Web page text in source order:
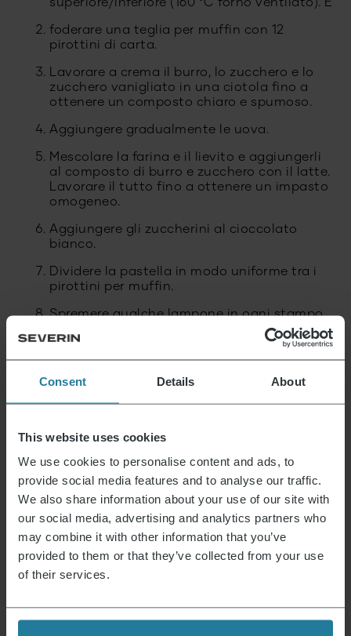
Consent Details About
This website uses cookies
We use cookies to personalise content and ads, to
provide social media features and to analyse our traffic.
We also share information about your use of our site with
our social media, advertising and analytics partners who
may combine it with other information that you’ve
provided to them or that they’ve collected from your use
of their services.
superiore/inferiore (160 °C forno ventilato). E
foderare una teglia per muffin con 12
pirottini di carta.
Lavorare a crema il burro, lo zucchero e lo
zucchero vanigliato in una ciotola fino a
ottenere un composto chiaro e spumoso.
Aggiungere gradualmente le uova.
Mescolare la farina e il lievito e aggiungerli
al composto di burro e zucchero con il latte.
Lavorare il tutto fino a ottenere un impasto
omogeneo.
Aggiungere gli zuccherini al cioccolato
bianco.
Dividere la pastella in modo uniforme tra i
pirottini per muffin.
Spremere qualche lampone in ogni stampo,
guarnizione.
circa 20-25 minuti. Lasciare raffreddare
nella teglia per qualche minuto, quindi
raffreddare completamente.
Scolare bene la crema di formaggio.
Mescolare il burro ammorbidito con lo
zucchero a velo per qualche minuto al
massimo fino a ottenere una consistenza
leggera e cremosa.
Mescolare brevemente il formaggio cremoso
e la marmellata di lamponi fino a ottenere